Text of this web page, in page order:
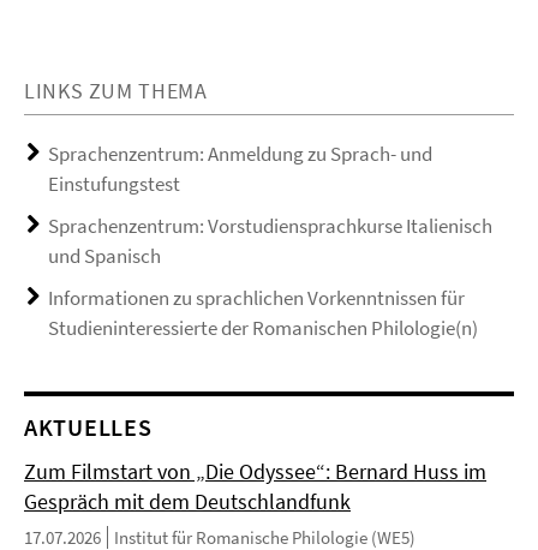
LINKS ZUM THEMA
Sprachenzentrum: Anmeldung zu Sprach- und
Einstufungstest
Sprachenzentrum: Vorstudiensprachkurse Italienisch
und Spanisch
Informationen zu sprachlichen Vorkenntnissen für
Studieninteressierte der Romanischen Philologie(n)
AKTUELLES
Zum Filmstart von „Die Odyssee“: Bernard Huss im
Gespräch mit dem Deutschlandfunk
17.07.2026 Institut für Romanische Philologie (WE5)